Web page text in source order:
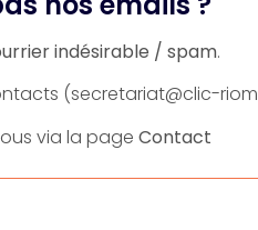
indésirable / spam.
(secretariat@clic-
via la pageContact